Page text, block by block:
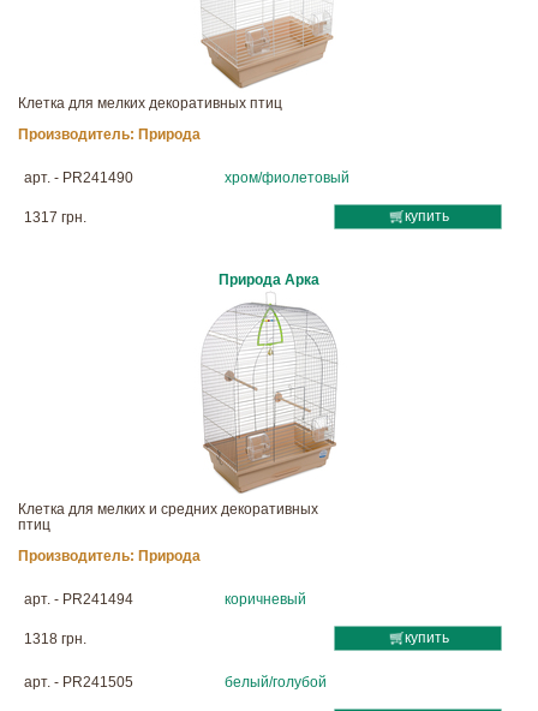
Клетка для мелких декоративных птиц
Производитель: Природа
арт. - PR241490 хром/фиолетовый
1317 грн. купить
Природа Арка
Клетка для мелких и средних декоративных
птиц
Производитель: Природа
арт. - PR241494 коричневый
1318 грн. купить
арт. - PR241505 белый/голубой